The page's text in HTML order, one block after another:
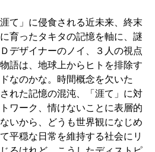
て」に侵食される近未来、終末
育ったタキタの記憶を軸に、謎
デザイナーのノイ、３人の視点
語は、地球上からヒトを排除す
なのかな。時間概念を欠いた
された記憶の混沌、「涯て」に対
ワーク、情けないことに表層的
いから、どうも世界観になじめ
平穏な日常を維持する社会にリ